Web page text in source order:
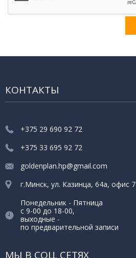
КОНТАКТЫ
+375 29 690 92 72
+375 33 695 92 72
goldenplan.hp@gmail.com
г.Минск, ул. Казинца, 64а, офис 7
Понедельник - Пятница
с 9-00 до 18-00,
выходные -
по предварительной записи
МЫ В СОЦ. СЕТЯХ